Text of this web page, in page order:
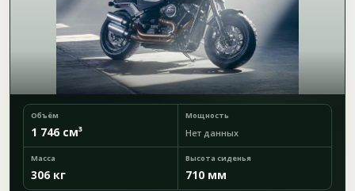
Объём
1 746 см³
Мощность
Нет данных
Масса
306 кг
Высота сиденья
710 мм